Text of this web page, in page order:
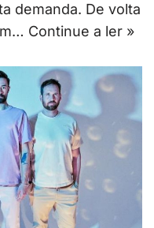
demanda. De volta
Continue a ler »